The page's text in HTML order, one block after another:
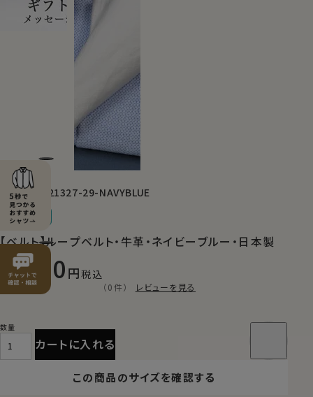
商品番号 KE21327-29-NAVYBLUE
送料無料
【ベルト】ループベルト・牛革・ネイビーブルー・日本製
9,900 税込
（0件） レビューを見る
カートに入れる
この商品のサイズを確認する